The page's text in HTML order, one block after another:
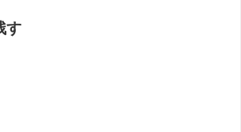
す